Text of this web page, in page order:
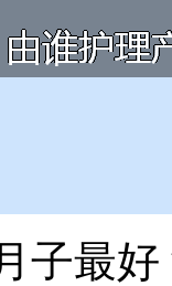
子最好